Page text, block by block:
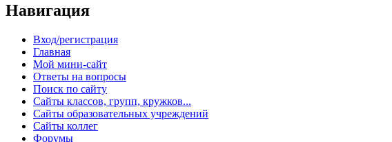
Навигация
Вход/регистрация
Главная
Мой мини-сайт
Ответы на вопросы
Поиск по сайту
Сайты классов, групп, кружков...
Сайты образовательных учреждений
Сайты коллег
Форумы